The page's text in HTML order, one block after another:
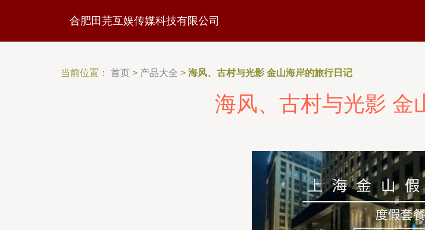
合肥田芫互娱传媒科技有限公司
当前位置： 首页 > 产品大全 > 海风、古村与光影 金山海岸的旅行日记
海风、古村与光影 金